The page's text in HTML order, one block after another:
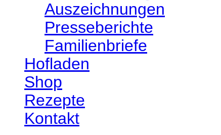
Auszeichnungen
Presseberichte
Familienbriefe
Hofladen
Shop
Rezepte
Kontakt